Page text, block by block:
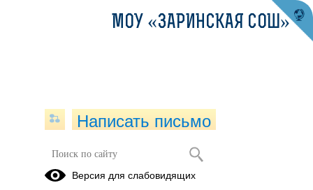
МОУ «ЗАРИНСКАЯ СОШ»
Написать письмо
Версия для слабовидящих